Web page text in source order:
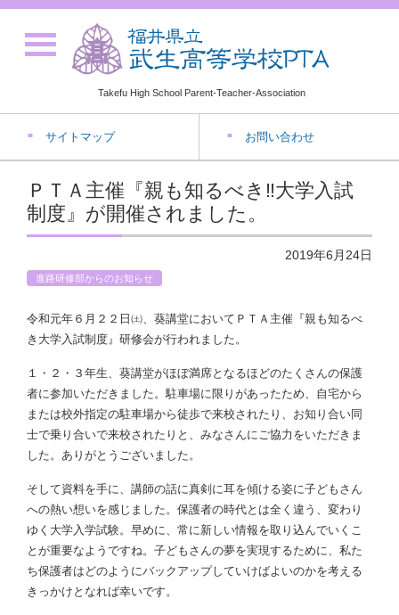
Takefu High School Parent-Teacher-Association
サイトマップ お問い合わせ
ＰＴＡ主催『親も知るべき‼大学入試
制度』が開催されました。
2019年6月24日
進路研修部からのお知らせ
令和元年６月２２日㈯、葵講堂においてＰＴＡ主催『親も知るべ
き大学入試制度』研修会が行われました。
１・２・３年生、葵講堂がほぼ満席となるほどのたくさんの保護
者に参加いただきました。駐車場に限りがあったため、自宅から
または校外指定の駐車場から徒歩で来校されたり、お知り合い同
士で乗り合いで来校されたりと、みなさんにご協力をいただきま
した。ありがとうございました。
そして資料を手に、講師の話に真剣に耳を傾ける姿に子どもさん
への熱い想いを感じました。保護者の時代とは全く違う、変わり
ゆく大学入学試験。早めに、常に新しい情報を取り込んでいくこ
とが重要なようですね。子どもさんの夢を実現するために、私た
ち保護者はどのようにバックアップしていけばよいのかを考える
きっかけとなれば幸いです。